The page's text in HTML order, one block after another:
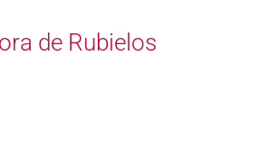
de Rubielos